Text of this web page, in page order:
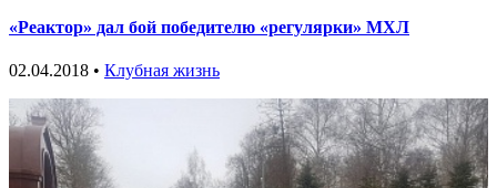
«Реактор» дал бой победителю «регулярки» МХЛ
02.04.2018 • Клубная жизнь